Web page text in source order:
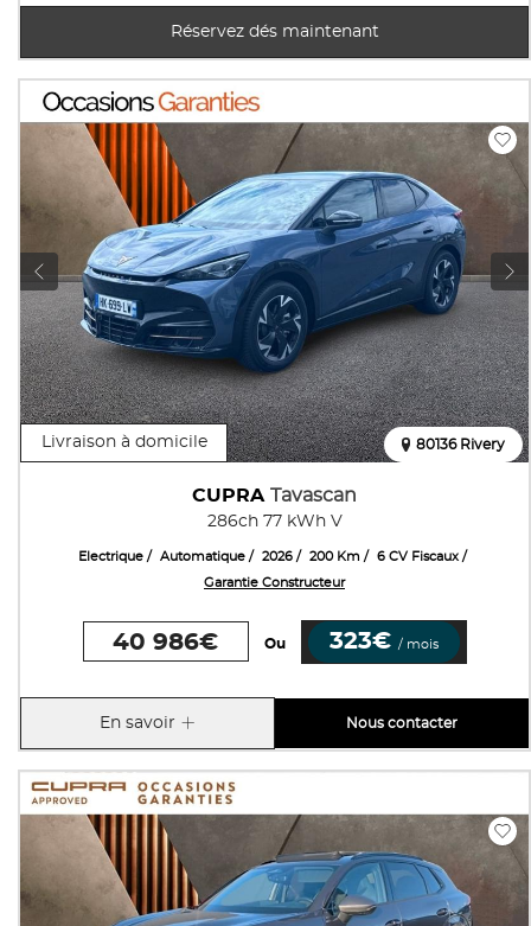
Réservez dés maintenant
Livraison à domicile
CUPRA Tavascan
286ch 77 kWh V
80136 Rivery
Electrique Automatique 2026 200 Km
6 CV Fiscaux
Garantie Constructeur
40 986€ Ou 323€ / mois
En savoir Nous contacter